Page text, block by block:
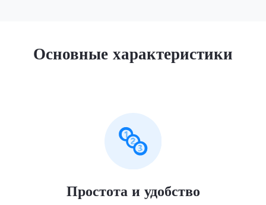
Основные характеристики
Простота и удобство